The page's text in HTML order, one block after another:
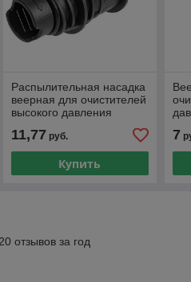
Распылительная насадка
веерная для очистителей
высокого давления
WORTEX PW 1217-1, PW
1620 (тип прис
11,77 руб.
Купить
7
отзывов за год